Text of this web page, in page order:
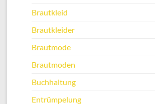
Brautkleid
Brautkleider
Brautmode
Brautmoden
Buchhaltung
Entrümpelung